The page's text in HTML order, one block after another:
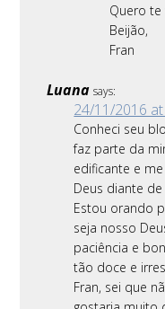
Quero te
Beijão,
Fran
Luana says:
24/11/2016
Conheci seu
faz parte da
edificante e
Deus diante
Estou orando
seja nosso
paciência e
tão doce e
Fran, sei que